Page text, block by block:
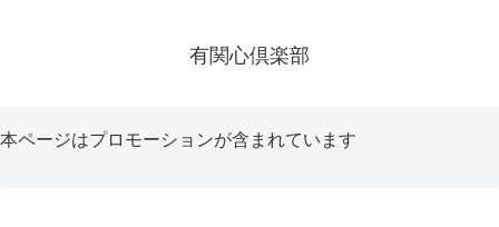
有関心倶楽部
本ページはプロモーションが含まれています